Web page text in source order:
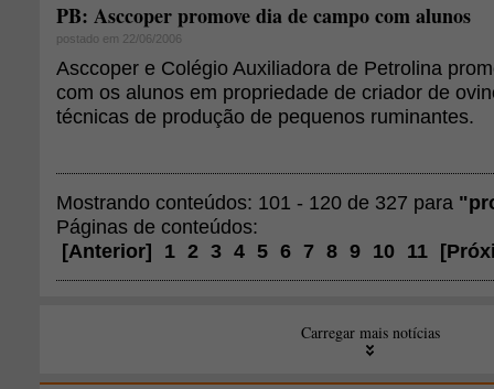
PB: Asccoper promove dia de campo com alunos
postado em 22/06/2006
Asccoper e Colégio Auxiliadora de Petrolina
com os alunos em propriedade de criador de
técnicas de produção de pequenos ruminantes.
Mostrando conteúdos: 101 - 120 de 327 para
Páginas de conteúdos:
[Anterior] 1 2 3 4 5 6 7 8 9 10 11 [
Carregar mais notícias